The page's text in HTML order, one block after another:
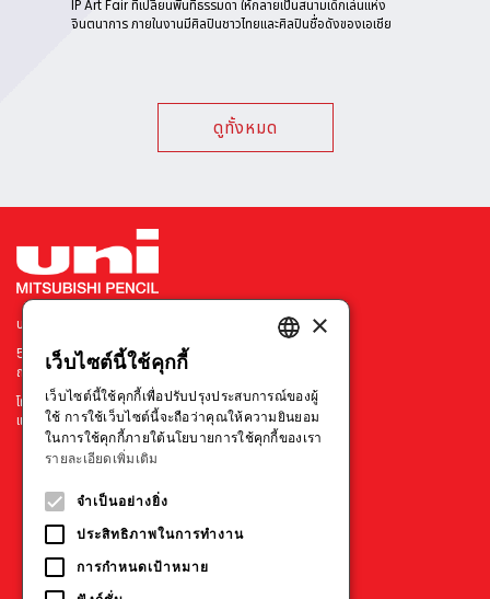
IP Art Fair ที่เปลี่ยนพื้นที่ธรรมดา ให้กลายเป็นสนามเด็กเล่นแห่ง
จินตนาการ ภายในงานมีศิลปินชาวไทยและศิลปินชื่อดังของเอเชีย
ดูทั้งหมด
บริษัท มิตซูบิชิ เพนซิล ประเทศไทย จำกัด
540 อาคารเมอร์คิวรี่ ทาวเวอร์ ชั้น 7 ยูนิต 702
ถนนเพลินจิต แขวงลุมพินี เขตปทุมวัน กรุงเทพฯ 10330
โทร : +66 211 79314-5
แฟกซ์ : +66 211 73595
THAI
VIETNAMESE
×
เว็บไซต์นี้ใช้คุกกี้
เว็บไซต์นี้ใช้คุกกี้เพื่อปรับปรุงประสบการณ์ของผู้
ใช้ การใช้เว็บไซต์นี้จะถือว่าคุณให้ความยินยอม
ในการใช้คุกกี้ภายใต้นโยบายการใช้คุกกี้ของเรา
รายละเอียดเพิ่มเติม
จำเป็นอย่างยิ่ง
ประสิทธิภาพในการทำงาน
การกำหนดเป้าหมาย